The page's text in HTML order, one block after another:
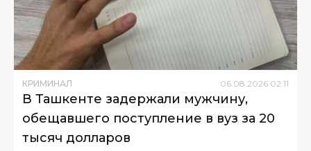
КРИМИНАЛ 06 08 2026 02:11
В Ташкенте задержали мужчину,
обещавшего поступление в вуз за 20
тысяч долларов